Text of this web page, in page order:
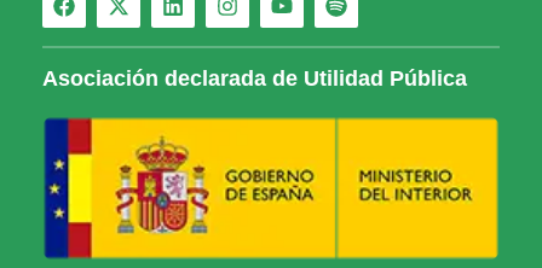
Asociación declarada de Utilidad Pública